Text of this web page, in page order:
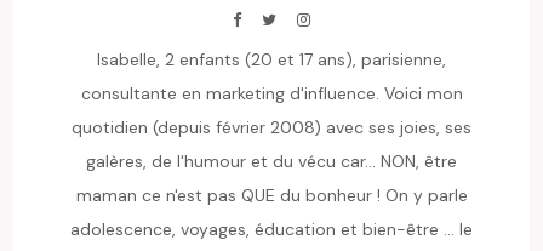
Isabelle, 2 enfants (20 et 17 ans), parisienne,
consultante en marketing d'influence. Voici mon
quotidien (depuis février 2008) avec ses joies, ses
galères, de l'humour et du vécu car... NON, être
maman ce n'est pas QUE du bonheur ! On y parle
adolescence, voyages, éducation et bien-être ... le